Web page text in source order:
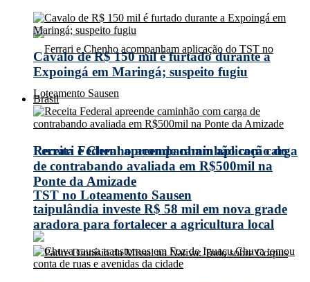
Ferrari e Chenho acompanham aplicação do
TST no Loteamento Sausen
Cavalo de R$ 150 mil é furtado durante a
Expoingá em Maringá; suspeito fugiu
Brasil
Receita Federal apreende caminhão com carga
de contrabando avaliada em R$500mil na
Ponte da Amizade
taipulândia investe R$ 58 mil em nova grade
aradora para fortalecer a agricultura local